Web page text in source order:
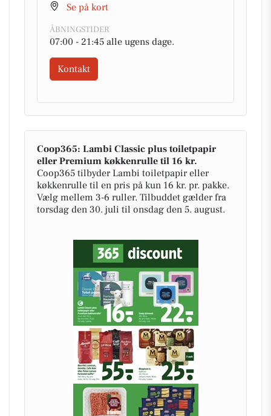
Se på kort
ÅBNINGSTIDER
07:00 - 21:45 alle ugens dage.
Kontakt
Coop365: Lambi Classic plus toiletpapir
eller Premium køkkenrulle til 16 kr.
Coop365 tilbyder Lambi toiletpapir eller
køkkenrulle til en pris på kun 16 kr. pr. pakke.
Vælg mellem 3-6 ruller. Tilbuddet gælder fra
torsdag den 30. juli til onsdag den 5. august.